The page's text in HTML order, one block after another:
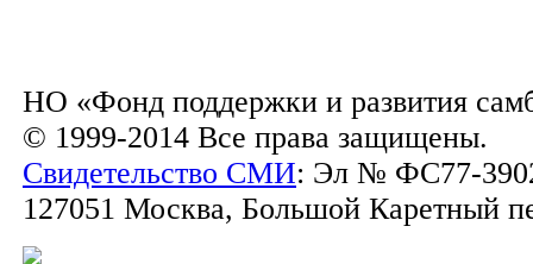
НО «Фонд поддержки и развития
© 1999-2014 Все права защищены.
Свидетельство СМИ: Эл № ФС77-
127051 Москва, Большой Каретный